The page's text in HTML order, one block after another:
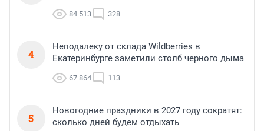
84 513 328
4
Неподалеку от склада Wildberries в
Екатеринбурге заметили столб черного дыма
67 864 113
5
Новогодние праздники в 2027 году сократят:
сколько дней будем отдыхать